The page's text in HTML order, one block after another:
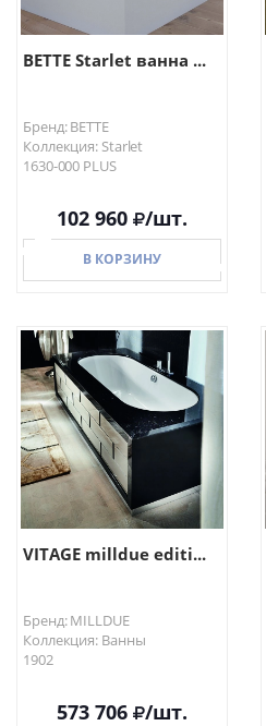
BETTE Starlet ванна ...
Бренд: BETTE
Коллекция: Starlet
1630-000 PLUS
102 960 /шт.
В КОРЗИНУ
В КОРЗИНУ
VITAGE milldue editi...
Бренд: MILLDUE
Коллекция: Ванны
1902
573 706 /шт.